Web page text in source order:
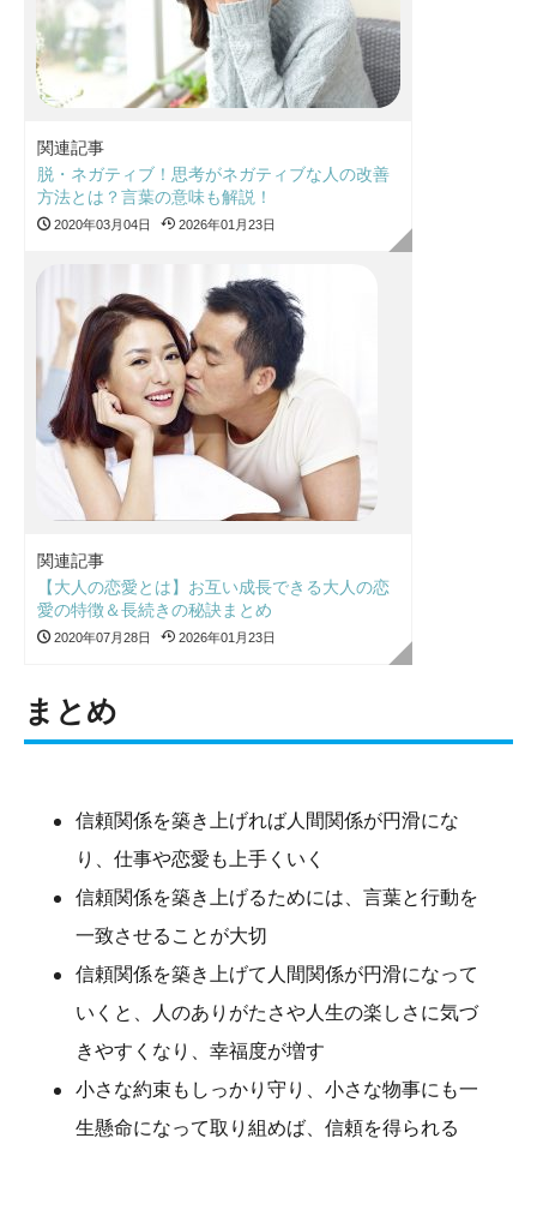
関連記事
脱・ネガティブ！思考がネガティブな人の改善
方法とは？言葉の意味も解説！
2020年03月04日 2026年01月23日
関連記事
【大人の恋愛とは】お互い成長できる大人の恋
愛の特徴＆長続きの秘訣まとめ
2020年07月28日 2026年01月23日
まとめ
信頼関係を築き上げれば人間関係が円滑にな
り、仕事や恋愛も上手くいく
信頼関係を築き上げるためには、言葉と行動を
一致させることが大切
信頼関係を築き上げて人間関係が円滑になって
いくと、人のありがたさや人生の楽しさに気づ
きやすくなり、幸福度が増す
小さな約束もしっかり守り、小さな物事にも一
生懸命になって取り組めば、信頼を得られる